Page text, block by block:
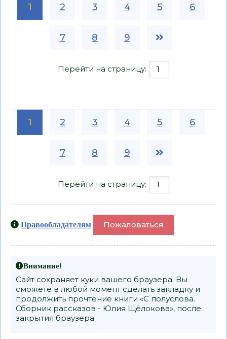
1 2 3 4 5 6
7 8 9
Перейти на страницу:
1 2 3 4 5 6
7 8 9
Перейти на страницу:
Правообладателям Пожаловаться
Внимание!
Сайт сохраняет куки вашего браузера. Вы
сможете в любой момент сделать закладку и
продолжить прочтение книги «С полуслова.
Сборник рассказов - Юлия Щёлокова», после
закрытия браузера.